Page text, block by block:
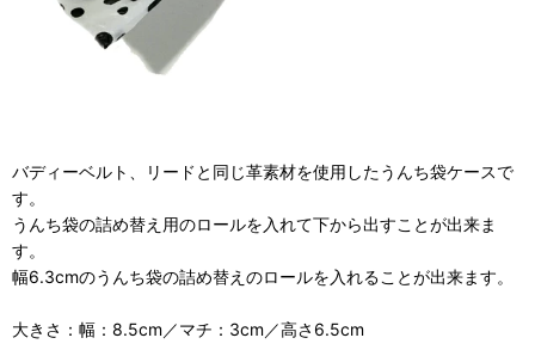
バディーベルト、リードと同じ革素材を使用したうんち袋ケースで
す。
うんち袋の詰め替え用のロールを入れて下から出すことが出来ま
す。
幅6.3cmのうんち袋の詰め替えのロールを入れることが出来ます。
大きさ：幅：8.5cm／マチ：3cm／高さ6.5cm